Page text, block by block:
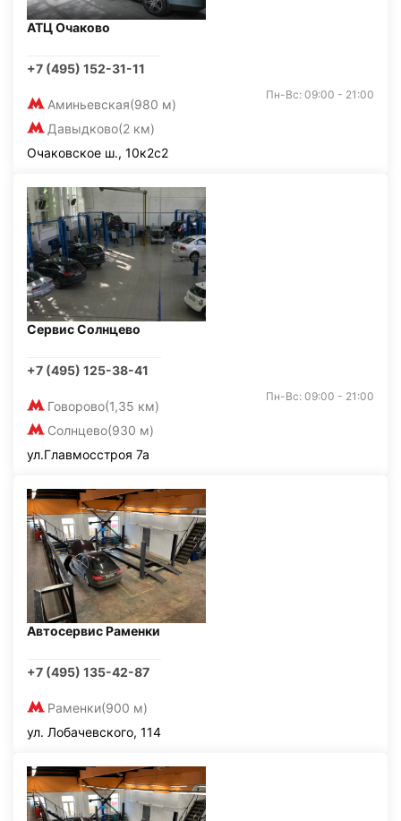
АТЦ Очаково
+7 (495) 152-31-11
Аминьевская(980 м)
Давыдково(2 км)
Пн-Вс: 09:00 - 21:00
Очаковское ш., 10к2с2
Сервис Солнцево
+7 (495) 125-38-41
Говорово(1,35 км)
Солнцево(930 м)
Пн-Вс: 09:00 - 21:00
ул.Главмосстроя 7а
Автосервис Раменки
+7 (495) 135-42-87
Раменки(900 м)
ул. Лобачевского, 114